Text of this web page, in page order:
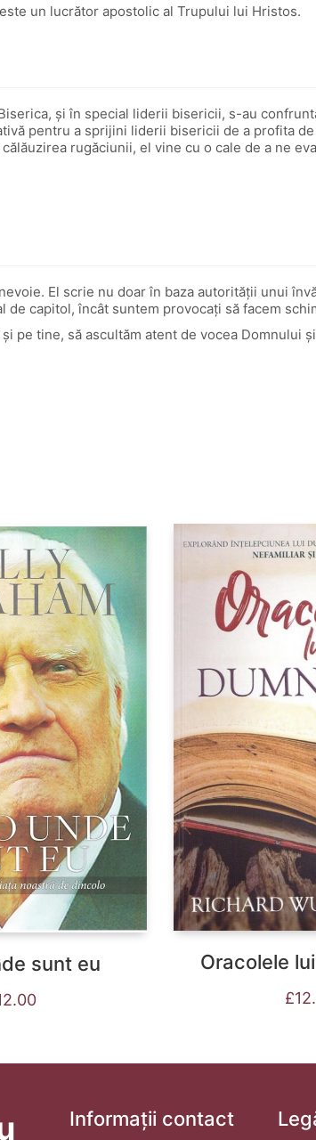
un lucrător apostolic al Trupului lui Hristos.
și în special liderii bisericii, s-au
pentru a sprijini liderii bisericii de a profita
rugăciunii, el vine cu o cale de a ne
El scrie nu doar în baza autorității unui
capitol, încât suntem provocați să facem
pe tine, să ascultăm atent de vocea
sunt eu Oracolele
£
Informații contact